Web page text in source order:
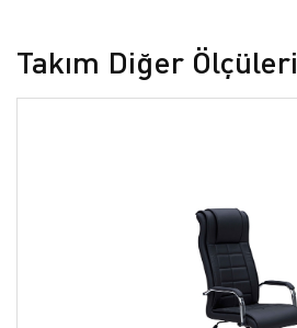
Takım Diğer Ölçüleri